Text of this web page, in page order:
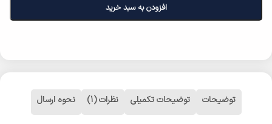
افزودن به سبد خرید
توضیحات توضیحات تکمیلی نظرات (1) نحوه ارسال